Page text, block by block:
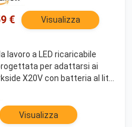
€ Visualizza
lavoro a LED ricaricabile
per adattarsi ai
X20V con batteria al litio
Visualizza